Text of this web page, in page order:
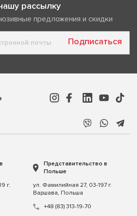
рассылку
предложения и скидки
Подписаться
г.
Представительство в
Польше
ул. Фамилийная 27, 03-197 г.
Варшава, Польша
+48 (83) 313-19-70